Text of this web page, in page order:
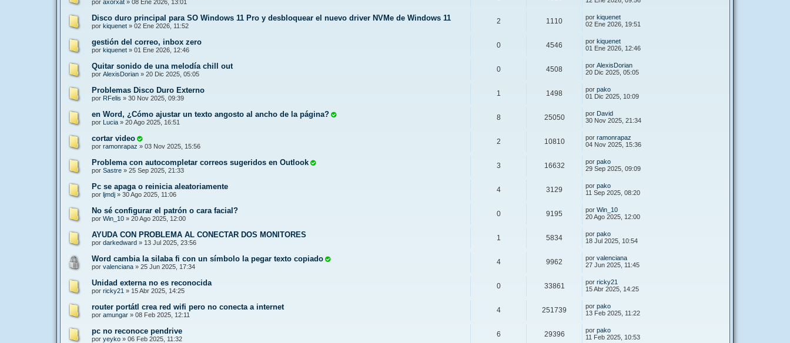
por axorxat » 08 Ene 2026, 13:01
Disco duro principal para SO Windows 11 Pro y desbloquear el nuevo driver NVMe de Windows 11
por kiquenet » 02 Ene 2026, 11:52
2 1110 por kiquenet
02 Ene 2026, 19:51
gestión del correo, inbox zero
por kiquenet » 01 Ene 2026, 12:46
0 4546 por kiquenet
01 Ene 2026, 12:46
Quitar sonido de una melodía chill out
por AlexisDorian » 20 Dic 2025, 05:05
0 4508 por AlexisDorian
20 Dic 2025, 05:05
Problemas Disco Duro Externo
por RFelis » 30 Nov 2025, 09:39
1 1498 por pako
01 Dic 2025, 10:09
en Word, ¿Cómo ajustar un texto angosto al ancho de la página?
por Lucia » 20 Ago 2025, 16:51
8 25050 por David
30 Nov 2025, 21:34
cortar video
por ramonrapaz » 03 Nov 2025, 15:56
2 10810 por ramonrapaz
04 Nov 2025, 15:36
Problema con autocompletar correos sugeridos en Outlook
por Sastre » 25 Sep 2025, 21:33
3 16632 por pako
29 Sep 2025, 09:09
Pc se apaga o reinicia aleatoriamente
por ljmdj » 30 Ago 2025, 11:06
4 3129 por pako
11 Sep 2025, 08:20
No sé configurar el patrón o cara facial?
por Win_10 » 20 Ago 2025, 12:00
0 9195 por Win_10
20 Ago 2025, 12:00
AYUDA CON PROBLEMA AL CONECTAR DOS MONITORES
por darkedward » 13 Jul 2025, 23:56
1 5834 por pako
18 Jul 2025, 10:54
Word cambia la silaba fi con un símbolo la pegar texto copiado
por valenciana » 25 Jun 2025, 17:34
4 9962 por valenciana
27 Jun 2025, 11:45
Unidad externa no es reconocida
por ricky21 » 15 Abr 2025, 14:25
0 33861 por ricky21
15 Abr 2025, 14:25
router portátl crea red wifi pero no conecta a internet
por amungar » 08 Feb 2025, 12:11
4 251739 por pako
13 Feb 2025, 11:22
pc no reconoce pendrive
por yeyko » 06 Feb 2025, 11:32
6 29396 por pako
11 Feb 2025, 10:53